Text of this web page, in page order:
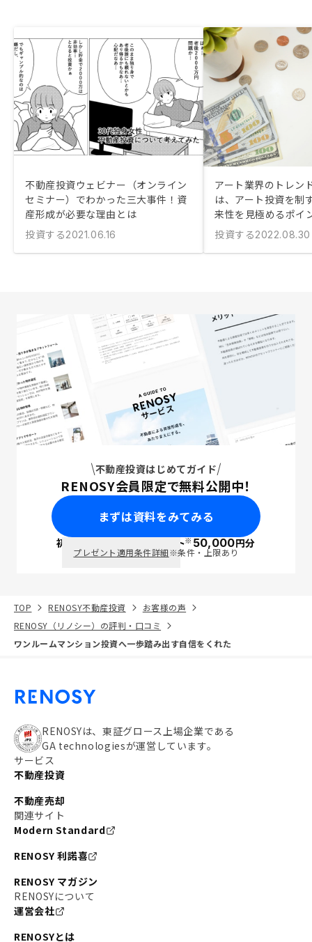
不動産投資ウェビナー（オンライン
セミナー）でわかった三大事件！資
産形成が必要な理由とは
投資する2021.06.16
アート業界のトレン
は、アート投資を制
来性を見極めるポイ
投資する2022.08.30
不動産投資はじめてガイド
RENOSY会員限定で無料公開中！
まずは資料をみてみる
初回面談で ポイント※50,000円分
プレゼント適用条件詳細※条件・上限あり
TOP RENOSY不動産投資
お客様の声
RENOSY（リノシー）の評判・口コミ
ワンルームマンション投資へ一歩踏み出す自信をくれた
RENOSYは、東証グロース上場企業である
GA technologiesが運営しています。
サービス
不動産投資
不動産売却
関連サイト
Modern Standard
RENOSY 利諾喜
RENOSY マガジン
RENOSYについて
運営会社
RENOSYとは